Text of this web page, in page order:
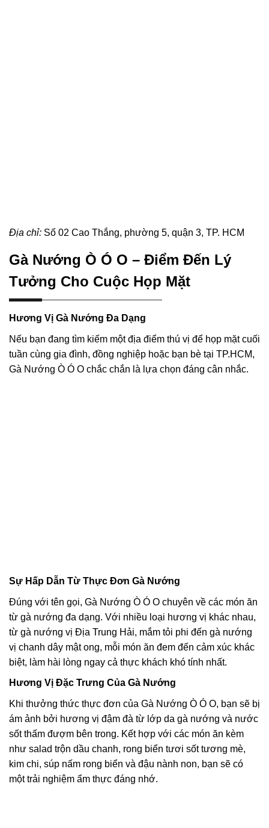
Địa chỉ: Số 02 Cao Thắng, phường 5, quận 3, TP. HCM
Gà Nướng Ò Ó O – Điểm Đến Lý
Tưởng Cho Cuộc Họp Mặt
Hương Vị Gà Nướng Đa Dạng
Nếu bạn đang tìm kiếm một địa điểm thú vị để họp mặt cuối
tuần cùng gia đình, đồng nghiệp hoặc bạn bè tại TP.HCM,
Gà Nướng Ò Ó O chắc chắn là lựa chọn đáng cân nhắc.
Sự Hấp Dẫn Từ Thực Đơn Gà Nướng
Đúng với tên gọi, Gà Nướng Ò Ó O chuyên về các món ăn
từ gà nướng đa dạng. Với nhiều loại hương vị khác nhau,
từ gà nướng vị Địa Trung Hải, mắm tỏi phi đến gà nướng
vị chanh dây mật ong, mỗi món ăn đem đến cảm xúc khác
biệt, làm hài lòng ngay cả thực khách khó tính nhất.
Hương Vị Đặc Trưng Của Gà Nướng
Khi thưởng thức thực đơn của Gà Nướng Ò Ó O, bạn sẽ bị
ám ảnh bởi hương vị đậm đà từ lớp da gà nướng và nước
sốt thấm đượm bên trong. Kết hợp với các món ăn kèm
như salad trộn dầu chanh, rong biển tươi sốt tương mè,
kim chi, súp nấm rong biển và đậu nành non, bạn sẽ có
một trải nghiệm ẩm thực đáng nhớ.